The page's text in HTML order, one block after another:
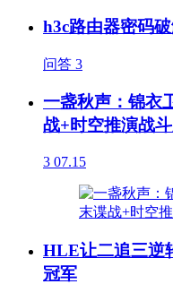
h3c路由器密码
问答 3
一盏秋声：锦衣
战+时空推演战
3 07.15
HLE让二追三逆
冠军